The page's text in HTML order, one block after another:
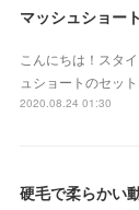
こんにちは！スタ
ュショートのセッ
2020.08.24 01:30